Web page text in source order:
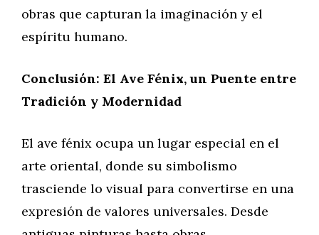
obras que capturan la imaginación y el
espíritu humano.
Conclusión: El Ave Fénix, un Puente entre
Tradición y Modernidad
El ave fénix ocupa un lugar especial en el
arte oriental, donde su simbolismo
trasciende lo visual para convertirse en una
expresión de valores universales. Desde